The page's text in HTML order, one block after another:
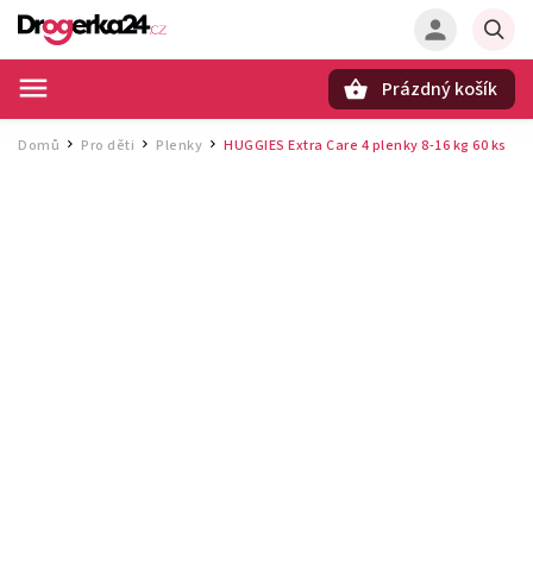
Prázdný košík
Domů / Pro děti / Plenky / HUGGIES Extra Care 4 plenky 8‑16 kg 60 ks